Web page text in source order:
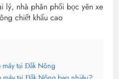
lý, nhà phân phối bọc yên xe
chiết khấu cao
máy tại Đắk Nông